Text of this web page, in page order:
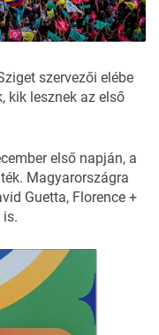
szervezői elébe
kik lesznek az első
első napján, a
Magyarországra
Guetta, Florence +
is.